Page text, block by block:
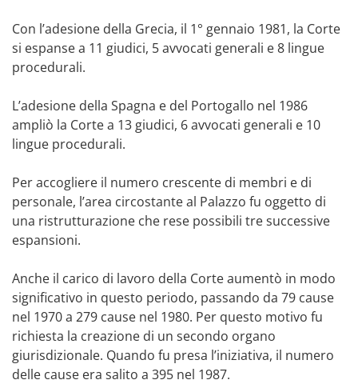
Con l’adesione della Grecia, il 1° gennaio 1981, la Corte
si espanse a 11 giudici, 5 avvocati generali e 8 lingue
procedurali.
L’adesione della Spagna e del Portogallo nel 1986
ampliò la Corte a 13 giudici, 6 avvocati generali e 10
lingue procedurali.
Per accogliere il numero crescente di membri e di
personale, l’area circostante al Palazzo fu oggetto di
una ristrutturazione che rese possibili tre successive
espansioni.
Anche il carico di lavoro della Corte aumentò in modo
significativo in questo periodo, passando da 79 cause
nel 1970 a 279 cause nel 1980. Per questo motivo fu
richiesta la creazione di un secondo organo
giurisdizionale. Quando fu presa l’iniziativa, il numero
delle cause era salito a 395 nel 1987.